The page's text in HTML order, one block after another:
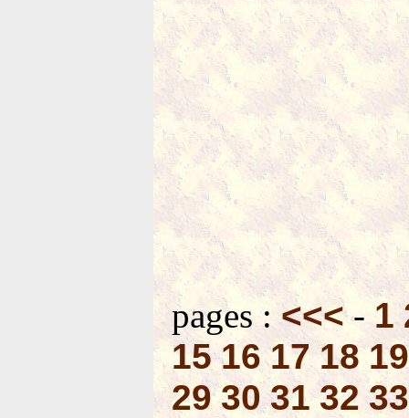
pages : <<<- 1
15 16 17 18 19
29 30 31 32 33